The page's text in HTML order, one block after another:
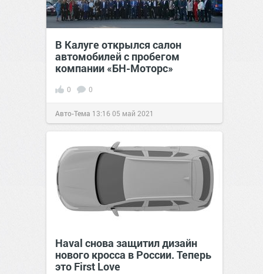
В Калуге открылся салон
автомобилей с пробегом
компании «БН-Моторс»
0 0
Авто-Тема 13:1605 май 2021
Haval снова защитил дизайн
нового кросса в России. Теперь
это First Love